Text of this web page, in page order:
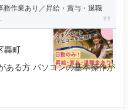
務作業あり／昇給・賞与・退職
轟町
ある方 パソコンの基本操作が